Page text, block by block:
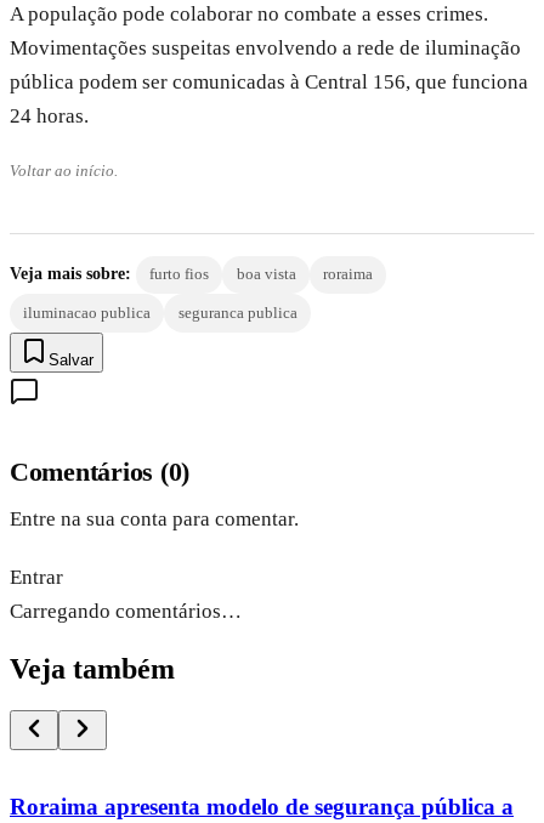
A população pode colaborar no combate a esses crimes.
Movimentações suspeitas envolvendo a rede de iluminação
pública podem ser comunicadas à Central 156, que funciona
24 horas.
Voltar ao início.
Veja mais sobre: furto fios boa vista roraima
iluminacao publica seguranca publica
Salvar
Comentários (0)
Entre na sua conta para comentar.
Entrar
Carregando comentários…
Veja também
Roraima apresenta modelo de segurança pública a